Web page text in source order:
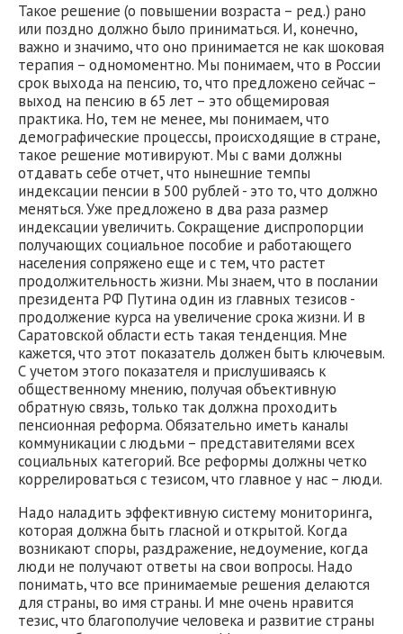
Такое решение (о повышении возраста – ред.) рано
или поздно должно было приниматься. И, конечно,
важно и значимо, что оно принимается не как шоковая
терапия – одномоментно. Мы понимаем, что в России
срок выхода на пенсию, то, что предложено сейчас –
выход на пенсию в 65 лет – это общемировая
практика. Но, тем не менее, мы понимаем, что
демографические процессы, происходящие в стране,
такое решение мотивируют. Мы с вами должны
отдавать себе отчет, что нынешние темпы
индексации пенсии в 500 рублей - это то, что должно
меняться. Уже предложено в два раза размер
индексации увеличить. Сокращение диспропорции
получающих социальное пособие и работающего
населения сопряжено еще и с тем, что растет
продолжительность жизни. Мы знаем, что в послании
президента РФ Путина один из главных тезисов -
продолжение курса на увеличение срока жизни. И в
Саратовской области есть такая тенденция. Мне
кажется, что этот показатель должен быть ключевым.
С учетом этого показателя и прислушиваясь к
общественному мнению, получая объективную
обратную связь, только так должна проходить
пенсионная реформа. Обязательно иметь каналы
коммуникации с людьми – представителями всех
социальных категорий. Все реформы должны четко
коррелироваться с тезисом, что главное у нас – люди.
Надо наладить эффективную систему мониторинга,
которая должна быть гласной и открытой. Когда
возникают споры, раздражение, недоумение, когда
люди не получают ответы на свои вопросы. Надо
понимать, что все принимаемые решения делаются
для страны, во имя страны. И мне очень нравится
тезис, что благополучие человека и развитие страны